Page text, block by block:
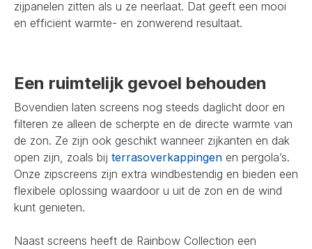
zijpanelen zitten als u ze neerlaat. Dat geeft een mooi
en efficiënt warmte- en zonwerend resultaat.
Een ruimtelijk gevoel behouden
Bovendien laten screens nog steeds daglicht door en
filteren ze alleen de scherpte en de directe warmte van
de zon. Ze zijn ook geschikt wanneer zijkanten en dak
open zijn, zoals bij terrasoverkappingen en pergola’s.
Onze zipscreens zijn extra windbestendig en bieden een
flexibele oplossing waardoor u uit de zon en de wind
kunt genieten.
Naast screens heeft de Rainbow Collection een